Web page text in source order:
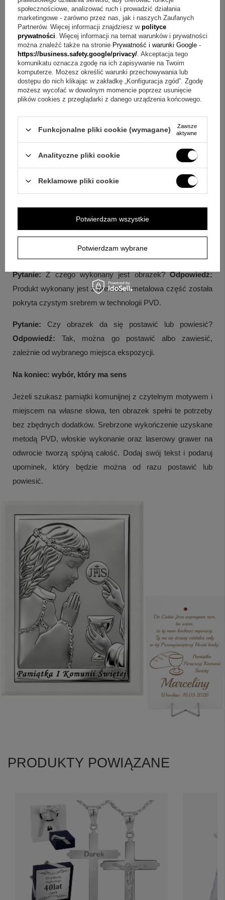
Opakowanie: tekturowe pudełko od producenta
W cenie są ujęte następujące elementy
Obrazek z dziewczynką
Grawer na odwrocie (bez limitu znaków z uwzględnieniem
technicznych możliwości)
Tekturowe pudełko od producenta
Pytania przed zakupem obrazka z grawerem
Pytanie:Jak przekazać treść do graweru? Odpowiedź:
na odwrocie w technice grawerowania laserem.
Jak długi może być napis na odwrocie?
Grawer jest bez limitu znaków z
Czy napis z przodu można zmienić?
Nie, z przodu znajduje się stały napis "Pamiątka I Komunii
Świętej" umieszczony przez producenta.
Pytanie:Z czego wykonany jest obrazek?Odpowiedź:
Produkt wykonany jest z drewna, a metalowa część została
pokryta czystym srebrem w technologii PVD.
Pytanie: Czy obrazek da się postawić lub powiesić?
Odpowiedź: Tak, można go postawić albo zawiesić,
zależnie od wybranego miejsca ekspozycji.
Na koniec: wybór, który ma sens
Jeżeli szukasz pamiątki komunijnej z czytelnym motywem i
miejscem na własne słowa, ten obrazek spełni te potrzeby
bez zbędnych dodatków. Srebrzone wykończenie uzyskane
metodą PVD, włoskie wykonanie oraz laserowy grawer na
odwrocie tworzą spójną całość. Dodaj swój tekst i podaruj
upominek, który będzie można od razu postawić lub
powiesić.
PRODUKTY POWIĄZANE
społecznościowe, analizować ruch i prowadzić działania
marketingowe - zarówno przez nas, jak i naszych Zaufanych
Partnerów. Więcej informacji znajdziesz w polityce
prywatności. Więcej informacji na temat warunków i prywatności
można znaleźć także na stronie Prywatność i warunki Google -
https://business.safety.google/privacy/. Akceptacja tego
komunikatu oznacza zgodę na ich zapisywanie na Twoim
komputerze. Możesz określić warunki przechowywania lub
dostępu do nich klikając w zakładkę „Konfiguracja zgód”. Zgodę
możesz wycofać w dowolnym momencie poprzez usunięcie
plików cookies z przeglądarki z danego urządzenia końcowego.
Funkcjonalne pliki cookie (wymagane)
Zawsze
aktywne
Analityczne pliki cookie
Reklamowe pliki cookie
Potwierdzam wybrane
Potwierdzam wszystkie